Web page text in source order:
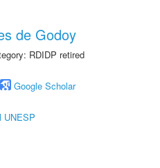
de Godoy
RDIDP retired
Google Scholar
UNESP